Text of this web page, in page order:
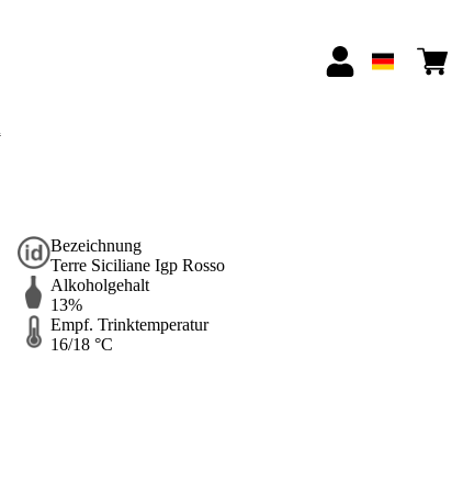
Bezeichnung
Terre Siciliane Igp Rosso
Alkoholgehalt
13%
Empf. Trinktemperatur
16/18 °C